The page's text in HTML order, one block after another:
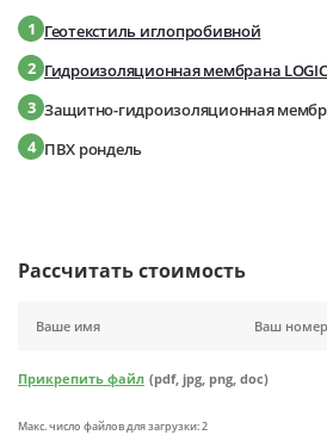
1 Геотекстиль иглопробивной
2 Гидроизоляционная мембрана
3 Защитно-гидроизоляционная
4 ПВХ рондель
Рассчитать стоимость
Прикрепить файл (pdf, jpg, png, doc)
Макс. число файлов для загрузки: 2